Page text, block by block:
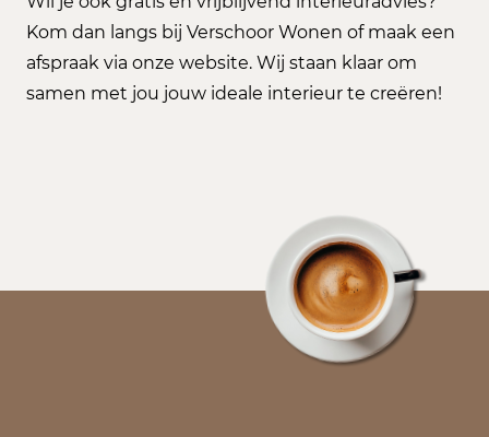
Kom dan langs bij Verschoor Wonen of maak een
afspraak via onze website. Wij staan klaar om
samen met jou jouw ideale interieur te creëren!